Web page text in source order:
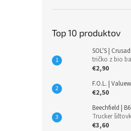
Top 10 produktov
SOL'S |
tričko z bio
€2,90
F.O.L. |
€2,50
Beechfield |
Trucker
€3,60